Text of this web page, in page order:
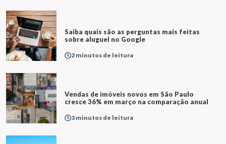
Saiba quais são as perguntas mais feitas
sobre aluguel no Google
2 minutos de leitura
Vendas de imóveis novos em São Paulo
cresce 36% em março na comparação anual
3 minutos de leitura